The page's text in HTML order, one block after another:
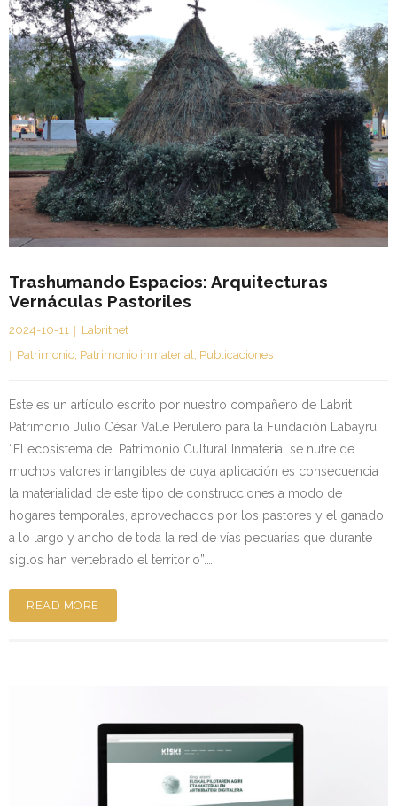
Trashumando Espacios: Arquitecturas
Vernáculas Pastoriles
2024-10-11
Labritnet
Patrimonio Patrimonio inmaterial Publicaciones
Este es un artículo escrito por nuestro compañero de Labrit
Patrimonio Julio César Valle Perulero para la Fundación Labayru:
“El ecosistema del Patrimonio Cultural Inmaterial se nutre de
muchos valores intangibles de cuya aplicación es consecuencia
la materialidad de este tipo de construcciones a modo de
hogares temporales, aprovechados por los pastores y el ganado
a lo largo y ancho de toda la red de vías pecuarias que durante
siglos han vertebrado el territorio”.…
READ MORE